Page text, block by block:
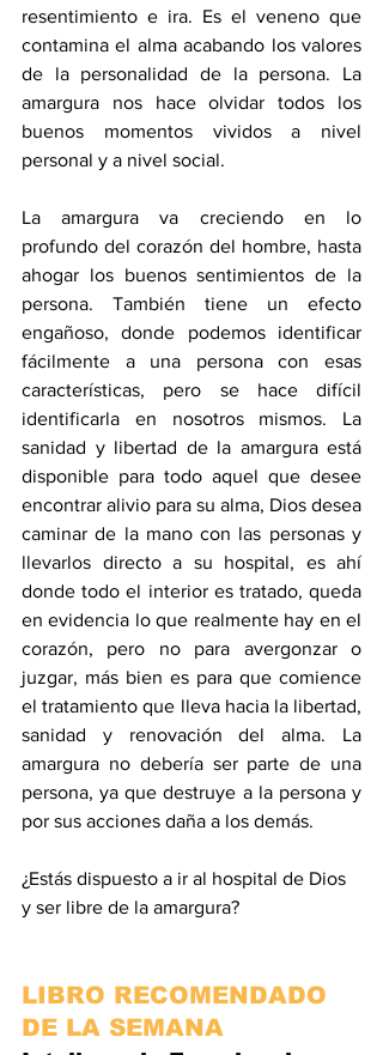
resentimiento e ira. Es el veneno que
contamina el alma acabando los valores
de la personalidad de la persona. La
amargura nos hace olvidar todos los
buenos momentos vividos a nivel
personal y a nivel social.
La amargura va creciendo en lo
profundo del corazón del hombre, hasta
ahogar los buenos sentimientos de la
persona. También tiene un efecto
engañoso, donde podemos identificar
fácilmente a una persona con esas
características, pero se hace difícil
identificarla en nosotros mismos. La
sanidad y libertad de la amargura está
disponible para todo aquel que desee
encontrar alivio para su alma, Dios desea
caminar de la mano con las personas y
llevarlos directo a su hospital, es ahí
donde todo el interior es tratado, queda
en evidencia lo que realmente hay en el
corazón, pero no para avergonzar o
juzgar, más bien es para que comience
el tratamiento que lleva hacia la libertad,
sanidad y renovación del alma. La
amargura no debería ser parte de una
persona, ya que destruye a la persona y
por sus acciones daña a los demás.
¿Estás dispuesto a ir al hospital de Dios
y ser libre de la amargura?
LIBRO RECOMENDADO
DE LA SEMANA